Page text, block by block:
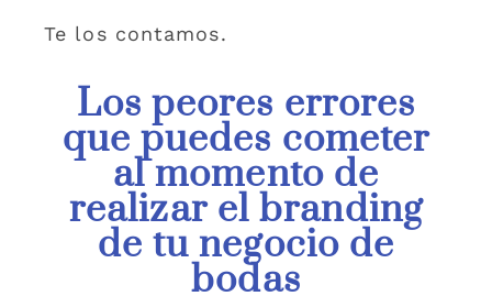
Te los contamos.
Los peores errores
que puedes cometer
al momento de
realizar el branding
de tu negocio de
bodas